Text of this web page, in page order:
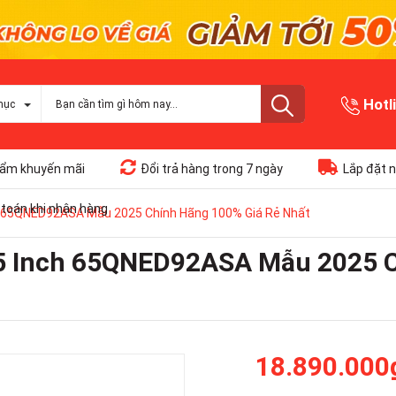
khuyến mãi Đổi trả hàng trong 7 ngày Lắp đặt
khi nhận hàngMẫu 2025 Chính Hãng 100% Giá Rẻ Nhất
Inch 65QNED92ASA Mẫu 2025